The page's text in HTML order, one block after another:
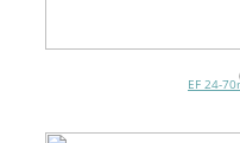
EF 24-